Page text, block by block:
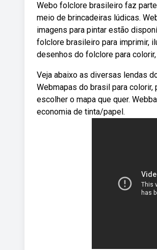
Webo folclore brasileiro faz
meio de brincadeiras lúdicas.
imagens para pintar estão
folclore brasileiro para imprimir,
desenhos do folclore para
Veja abaixo as diversas lendas
Webmapas do brasil para
escolher o mapa que quer.
economia de tinta/papel.